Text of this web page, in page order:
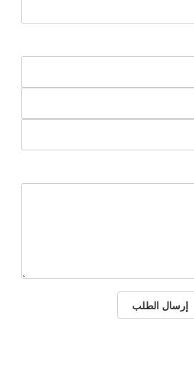
إرسال الطلب